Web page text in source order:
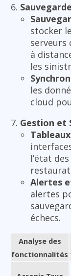
stocker
serveurs
à
les
les
cloud
Gestion et
l’état
Alertes
alertes
échecs.
Analyse des
fonctionnalités